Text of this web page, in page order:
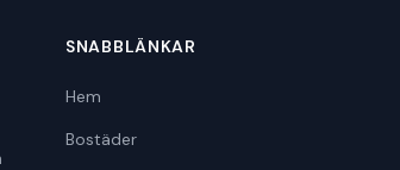
SNABBLÄNKAR
Hem
Bostäder